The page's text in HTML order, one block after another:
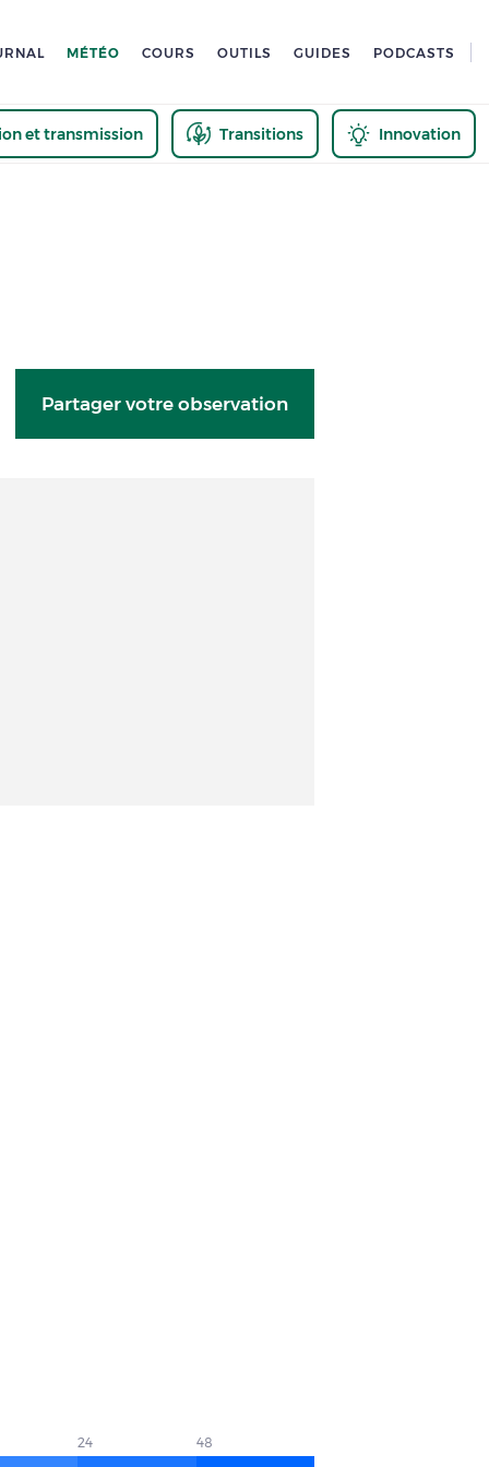
MÉTÉO COURS OUTILS GUIDES PODCASTS
et transmission Transitions Innovation
Partager votre observation
24 48